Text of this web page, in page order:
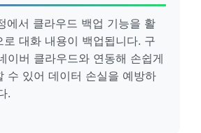
에서 클라우드 백업 기능을 활
로 대화 내용이 백업됩니다. 구
이버 클라우드와 연동해 손쉽게
수 있어 데이터 손실을 예방하
.